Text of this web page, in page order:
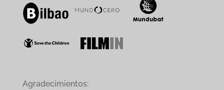
Agradecimientos: